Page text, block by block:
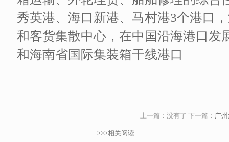
秀英港、海口新港、马村港3个港口
和客货集散中心，在中国沿海港口发
和海南省国际集装箱干线港口
上一篇：没有了 下一篇： 广
>>>相关阅读